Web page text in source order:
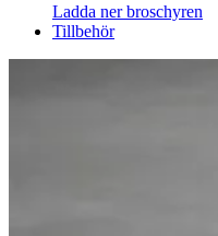
Ladda ner broschyren
Tillbehör